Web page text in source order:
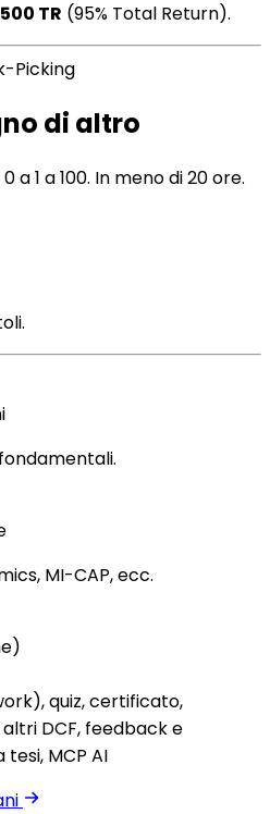
TR (95% Total Return).
Picking
di altro
a 1 a 100. In meno di 20 ore.
MI-CAP, ecc.
quiz, certificato,
DCF, feedback e
MCP AI